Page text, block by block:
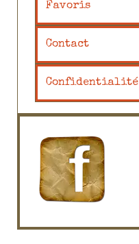
Favoris
Contact
Confidentialité